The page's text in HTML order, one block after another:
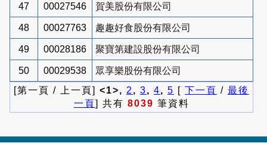
47 00027546 賀美股份有限公司
48 00027763 趣趣好食股份有限公司
49 00028186 聚寶第建設股份有限公司
50 00029538
眾享樂股份有限公司
[第一頁 / 上一頁] <1>, 2 , 3, 4, 5 [ 下一頁 / 最後
一頁] 共有 8039 筆資料